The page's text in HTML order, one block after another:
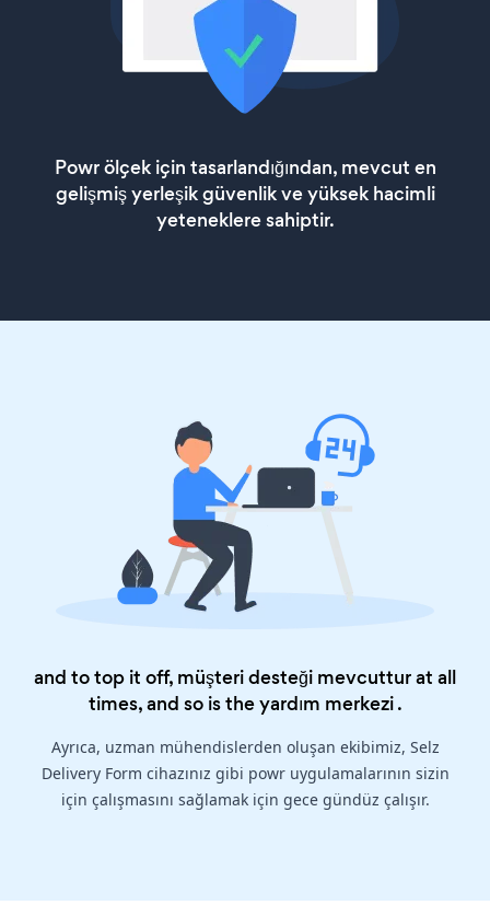
Powr ölçek için tasarlandığından, mevcut en
gelişmiş yerleşik güvenlik ve yüksek hacimli
yeteneklere sahiptir.
and to top it off, müşteri desteği mevcuttur at all
times, and so is theyardım merkezi.
Ayrıca, uzman mühendislerden oluşan ekibimiz, Selz
Delivery Form cihazınız gibi powr uygulamalarının sizin
için çalışmasını sağlamak için gece gündüz çalışır.